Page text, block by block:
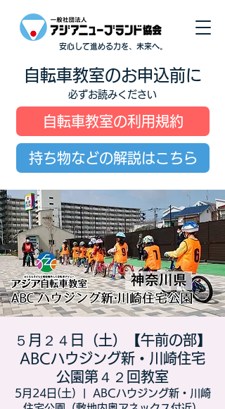
安心して進める力を、未来へ。
自転車教室のお申込前に
必ずお読みください
自転車教室の利用規約
持ち物などの解説はこちら
５月２４日（土）【午前の部】
ABCハウジング新・川崎住宅
公園第４２回教室
5月24日(土)
ABCハウジング新・川崎